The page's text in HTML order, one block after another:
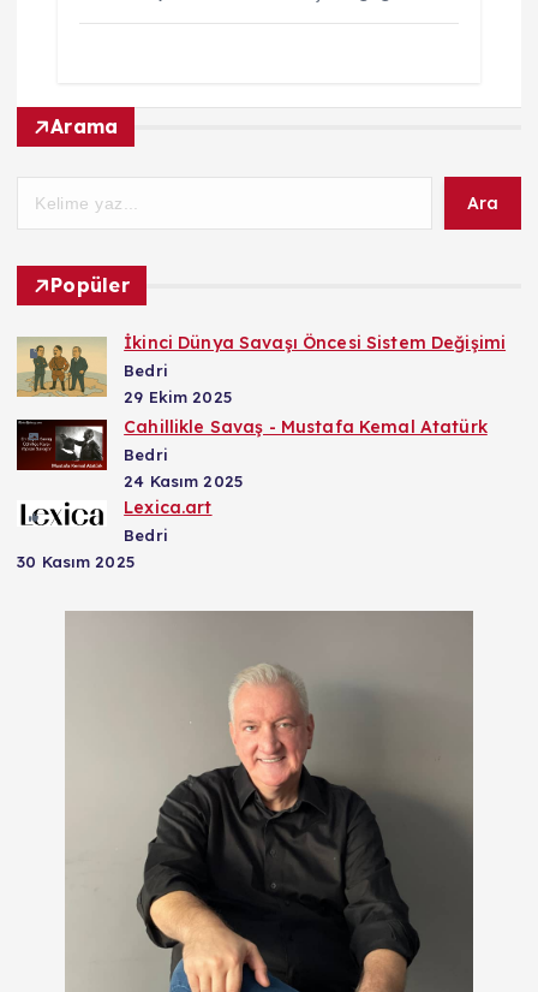
Arama
Ara
Popüler
İkinci Dünya Savaşı Öncesi Sistem Değişimi
Bedri
29 Ekim 2025
Cahillikle Savaş - Mustafa Kemal Atatürk
Bedri
24 Kasım 2025
Lexica.art
Bedri
30 Kasım 2025